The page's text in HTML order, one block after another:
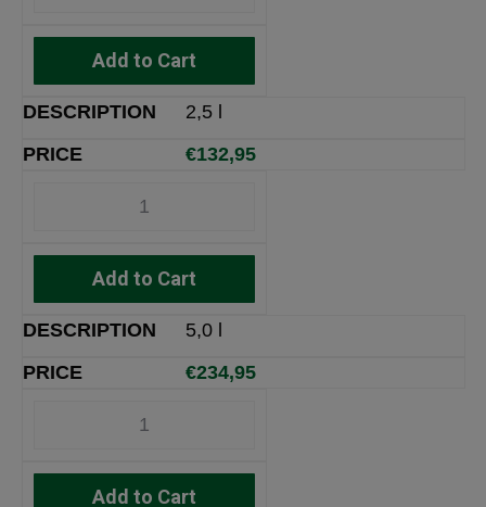
Add to Cart
2,5 l
€132,95
Add to Cart
5,0 l
€234,95
Add to Cart